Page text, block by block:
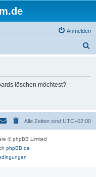
Anmelden
löschen möchtest?
Alle Zeiten sind UTC+02:00
© phpBB Limited
phpBB.de